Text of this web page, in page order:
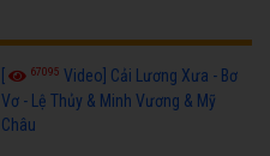
[ 67095 Video] Cải Lương Xưa - Bơ
Vơ - Lệ Thủy & Minh Vương & Mỹ
Châu